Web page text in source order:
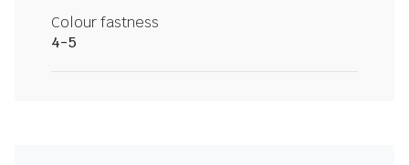
Colour fastness
4-5